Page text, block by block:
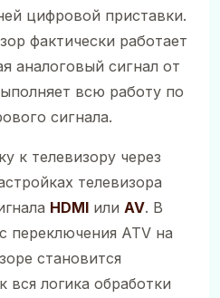
цифровой приставки.
фактически работает
аналоговый сигнал от
всю работу по
сигнала.
к телевизору через
телевизора
HDMI или AV. В
переключения ATV на
становится
вся логика обработки